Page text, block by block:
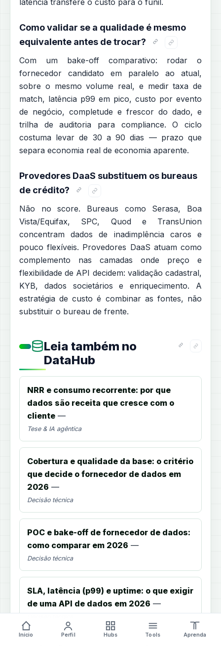
Como validar se a qualidade é mesmo
equivalente antes de trocar?
Com um bake-off comparativo: rodar o
fornecedor candidato em paralelo ao atual,
sobre o mesmo volume real, e medir taxa de
match, latência p99 em pico, custo por evento
de negócio, completude e frescor do dado, e
trilha de auditoria para compliance. O ciclo
costuma levar de 30 a 90 dias — prazo que
separa economia real de economia aparente.
Provedores DaaS substituem os bureaus
de crédito?
Não no score. Bureaus como Serasa, Boa
Vista/Equifax, SPC, Quod e TransUnion
concentram dados de inadimplência caros e
pouco flexíveis. Provedores DaaS atuam como
complemento nas camadas onde preço e
flexibilidade de API decidem: validação cadastral,
KYB, dados societários e enriquecimento. A
estratégia de custo é combinar as fontes, não
substituir o bureau de frente.
Leia também no
DataHub
NRR e consumo recorrente: por que
dados são receita que cresce com o
cliente —
Tese & IA agêntica
Cobertura e qualidade da base: o critério
que decide o fornecedor de dados em
2026 —
Decisão técnica
POC e bake-off de fornecedor de dados:
como comparar em 2026 —
Decisão técnica
SLA, latência (p99) e uptime: o que exigir
de uma API de dados em 2026 —
Início Perfil Hubs Tools Aprenda